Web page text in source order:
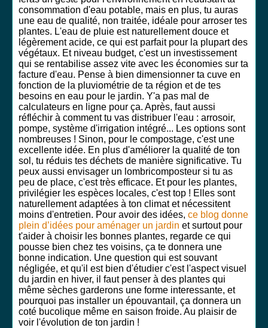
consommation d'eau potable, mais en plus, tu auras
une eau de qualité, non traitée, idéale pour arroser tes
plantes. L'eau de pluie est naturellement douce et
légèrement acide, ce qui est parfait pour la plupart des
végétaux. Et niveau budget, c'est un investissement
qui se rentabilise assez vite avec les économies sur ta
facture d'eau. Pense à bien dimensionner ta cuve en
fonction de la pluviométrie de ta région et de tes
besoins en eau pour le jardin. Y'a pas mal de
calculateurs en ligne pour ça. Après, faut aussi
réfléchir à comment tu vas distribuer l'eau : arrosoir,
pompe, système d'irrigation intégré... Les options sont
nombreuses ! Sinon, pour le compostage, c'est une
excellente idée. En plus d'améliorer la qualité de ton
sol, tu réduis tes déchets de manière significative. Tu
peux aussi envisager un lombricomposteur si tu as
peu de place, c'est très efficace. Et pour les plantes,
privilégier les espèces locales, c'est top ! Elles sont
naturellement adaptées à ton climat et nécessitent
moins d'entretien. Pour avoir des idées, ce blog donne
plein d’idées pour aménager un jardin et surtout pour
t'aider à choisir les bonnes plantes, regarde ce qui
pousse bien chez tes voisins, ça te donnera une
bonne indication. Une question qui est souvant
négligée, et qu'il est bien d'étudier c'est l'aspect visuel
du jardin en hiver, il faut penser à des plantes qui
même sèches garderons une forme interessante, et
pourquoi pas installer un épouvantail, ça donnera un
coté bucolique même en saison froide. Au plaisir de
voir l'évolution de ton jardin !